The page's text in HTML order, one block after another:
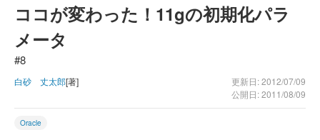
ココが変わった！11gの初期化パラ
メータ
#8
白砂 丈太郎[著]
更新日: 2012/07/09
公開日: 2011/08/09
Oracle